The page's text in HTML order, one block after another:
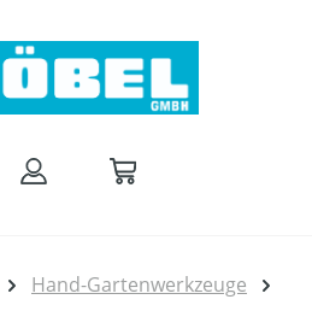
Hand-Gartenwerkzeuge